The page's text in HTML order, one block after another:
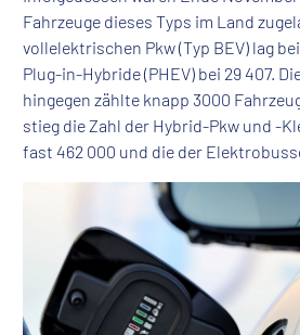
Fahrzeuge dieses Typs im Land
vollelektrischen Pkw (Typ BEV) lag
Plug-in-Hybride (PHEV) bei 29 407.
hingegen zählte knapp 3000
stieg die Zahl der Hybrid-Pkw und -
fast 462 000 und die der